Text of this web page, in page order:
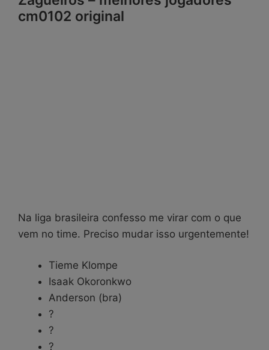
cm0102 original
Na liga brasileira confesso me virar com o que
vem no time. Preciso mudar isso urgentemente!
Tieme Klompe
Isaak Okoronkwo
Anderson (bra)
?
?
?